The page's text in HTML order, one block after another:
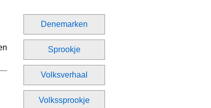
Denemarken
Sprookje
Volksverhaal
Volkssprookje